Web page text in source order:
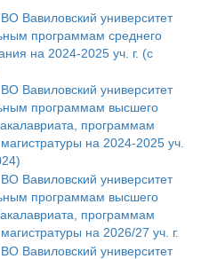
Вавиловский университет
программам среднего
на 2024-2025 уч. г. (с
Вавиловский университет
программам высшего
программам
на 2024-2025 уч.
Вавиловский университет
программам высшего
программам
на 2026/27 уч. г.
Вавиловский университет